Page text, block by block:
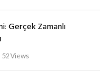
Gerçek Zamanlı
52Views